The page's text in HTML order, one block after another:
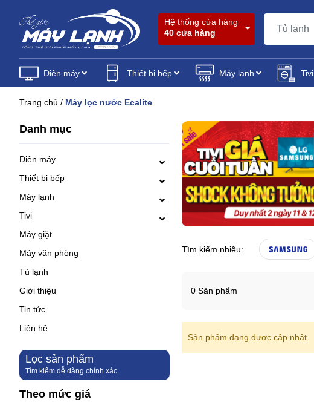
Hệ thống cửa hàng
40 cửa hàng
Điện máy Thiết bị bếp Máy lạnh Tivi
Trang chủ / Máy lọc nước Ecalite
Danh mục
Điện máy
Thiết bị bếp
Máy lạnh
Tivi
Máy giặt
Máy văn phòng
Tủ lạnh
Giới thiệu
Tin tức
Liên hệ
Lọc sản phẩm
Tìm kiếm dễ dàng chính xác
Theo mức giá
Tìm kiếm nhiều:
0 Sản phẩm
Sản phẩm đang được cập nhật.